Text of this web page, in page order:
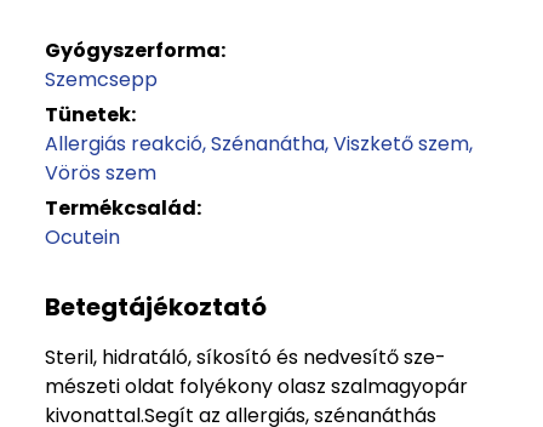
Gyógyszerforma:
Szemcsepp
Tünetek:
Allergiás reakció Szénanátha Viszkető szem
Vörös szem
Termékcsalád:
Ocutein
Betegtájékoztató
Steril, hidratáló, síkosító és nedvesítő sze­
mészeti oldat folyékony olasz szalmagyopár
kivonattal.Segít az allergiás, szénanáthás